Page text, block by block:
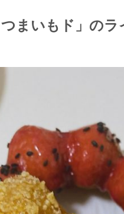
まいもド」のラ